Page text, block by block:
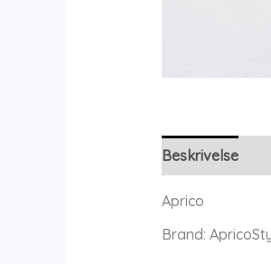
Beskrivelse
Aprico
Brand: